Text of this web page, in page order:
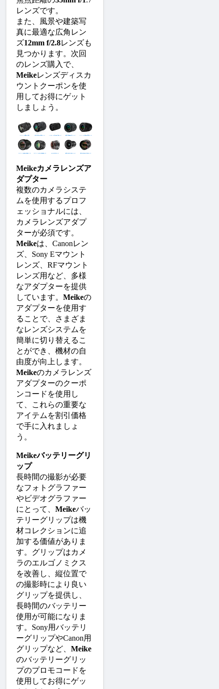
レンズです。
また、風景や建築写
真に最適な広角レン
ズ12mm f/2.8レンズも
見つかります。次回
のレンズ購入で、
Meikeレンズディスカ
ウントクーポンを使
用してお得にゲット
しましょう。
Meikeカメラレンズア
ダプター
複数のカメラシステ
ムを使用するプロフ
ェッショナルには、
カメラレンズアダプ
ターが必須です。
Meikeは、Canonレン
ズ、Sony Eマウント
レンズ、RFマウント
レンズ用など、多様
なアダプターを提供
しています。 Meikeの
アダプターを使用す
ることで、さまざま
なレンズシステムを
簡単に切り替えるこ
とができ、機材の自
由度が向上します。
Meikeのカメラレンズ
アダプターのクーポ
ンコードを使用し
て、これらの重要な
アイテムを割引価格
で手に入れましょ
う。
Meikeバッテリーグリ
ップ
長時間の撮影が必要
なフォトグラファー
やビデオグラファー
にとって、 Meikeバッ
テリーグリップは機
材コレクションに追
加する価値がありま
す。グリップはカメ
ラのエルゴノミクス
を改善し、縦位置で
の撮影時により良い
グリップを提供し、
長時間のバッテリー
使用が可能になりま
す。Sony用バッテリ
ーグリップやCanon用
グリップなど、 Meike
のバッテリーグリッ
プのプロモコードを
使用してお得にゲッ